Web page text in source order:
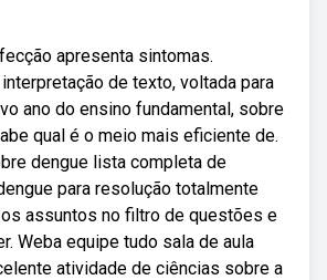
apresenta sintomas.
de texto, voltada para
ano do ensino fundamental, sobre
qual é o meio mais eficiente de.
dengue lista completa de
para resolução totalmente
assuntos no filtro de questões e
Weba equipe tudo sala de aula
atividade de ciências sobre a